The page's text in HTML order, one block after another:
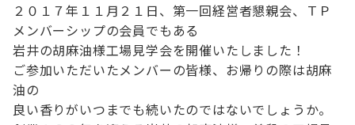
２０１７年１１月２１日、第一回経営者懇親会、ＴＰ
メンバーシップの会員でもある
岩井の胡麻油様工場見学会を開催いたしました！
ご参加いただいたメンバーの皆様、お帰りの際は胡麻
油の
良い香りがいつまでも続いたのではないでしょうか。